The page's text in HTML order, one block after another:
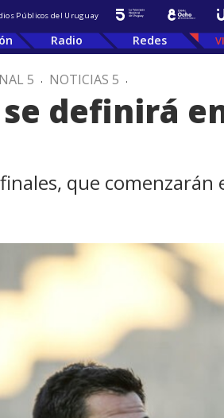
Públicos del Uruguay
Radio Redes
5 . NOTICIAS 5 .
definirá
que